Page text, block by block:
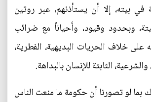
في بيته، إلا أن يستأذنهم، عبر روتين
وبحدود وقيود، وأحياناً مع ضرائب
على خلاف الحريات البديهية، الفطرية،
والشرعية، الثابتة للإنسان بالبداهة.
لو تصورنا أن حكومة ما منعت الناس